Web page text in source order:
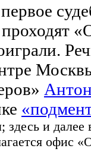
и далее
офис